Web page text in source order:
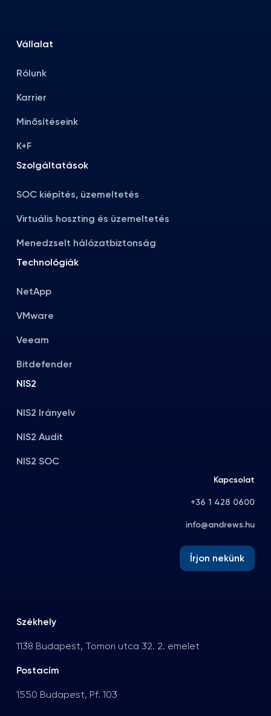
Vállalat
Rólunk
Karrier
Minősítéseink
K+F
Szolgáltatások
SOC kiépítés, üzemeltetés
Virtuális hoszting és üzemeltetés
Menedzselt hálózatbiztonság
Technológiák
NetApp
VMware
Veeam
Bitdefender
NIS2
NIS2 Irányelv
NIS2 Audit
NIS2 SOC
Kapcsolat
+36 1 428 0600
info@andrews.hu
Írjon nekünk
Székhely
1138 Budapest, Tomori utca 32. 2. emelet
Postacím
1550 Budapest, Pf. 103